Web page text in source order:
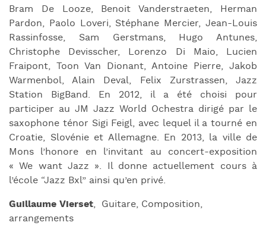
Bram De Looze, Benoit Vanderstraeten, Herman
Pardon, Paolo Loveri, Stéphane Mercier, Jean-Louis
Rassinfosse, Sam Gerstmans, Hugo Antunes,
Christophe Devisscher, Lorenzo Di Maio, Lucien
Fraipont, Toon Van Dionant, Antoine Pierre, Jakob
Warmenbol, Alain Deval, Felix Zurstrassen, Jazz
Station BigBand. En 2012, il a été choisi pour
participer au JM Jazz World Ochestra dirigé par le
saxophone ténor Sigi Feigl, avec lequel il a tourné en
Croatie, Slovénie et Allemagne. En 2013, la ville de
Mons l’honore en l’invitant au concert-exposition
« We want Jazz ». Il donne actuellement cours à
l’école “Jazz Bxl” ainsi qu’en privé.
Guillaume Vierset, Guitare, Composition,
arrangements